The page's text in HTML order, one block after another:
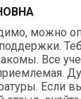
можно
Все
Если